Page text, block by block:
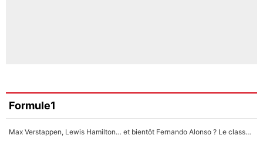
Formule1
Max Verstappen, Lewis Hamilton… et bientôt Fernando Alonso ? Le classement des pilotes les mieux payés en Formule 1 risque de changer !